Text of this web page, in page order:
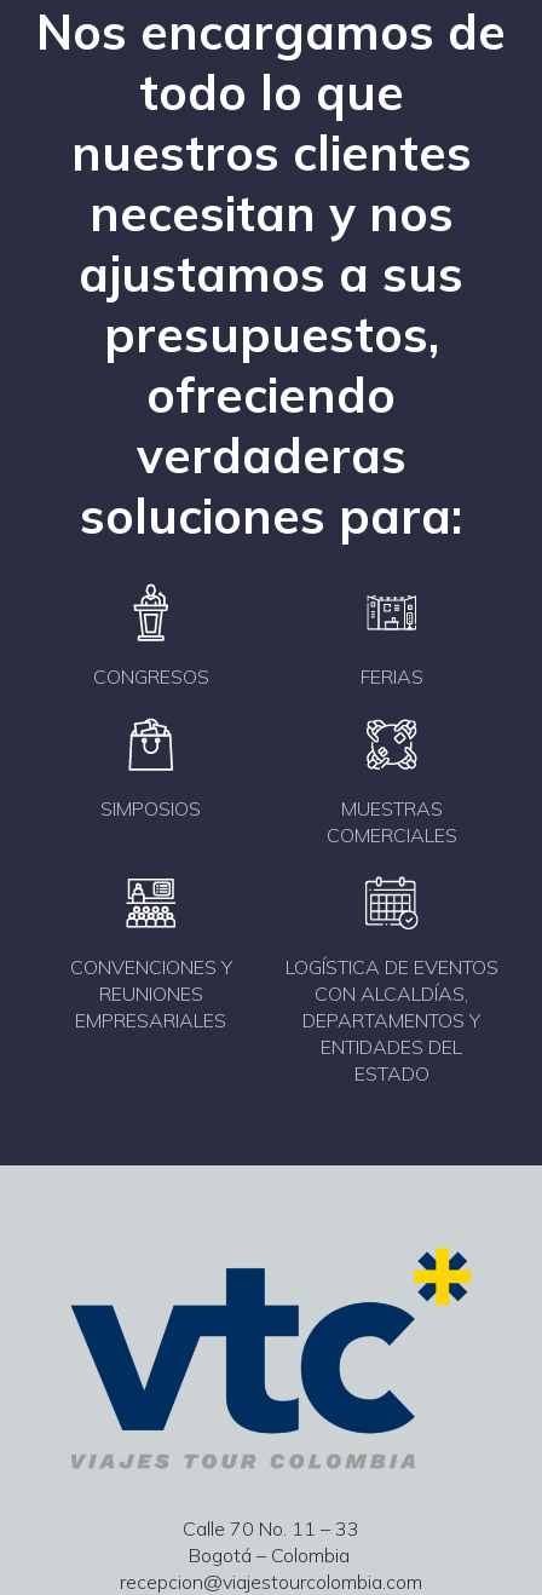
Nos encargamos de
todo lo que
nuestros clientes
necesitan y nos
ajustamos a sus
presupuestos,
ofreciendo
verdaderas
soluciones para:
CONGRESOS FERIAS
SIMPOSIOS
MUESTRAS
COMERCIALES
CONVENCIONES Y
REUNIONES
EMPRESARIALES
LOGÍSTICA DE EVENTOS
CON ALCALDÍAS,
DEPARTAMENTOS Y
ENTIDADES DEL
ESTADO
Calle 70 No. 11 – 33
Bogotá – Colombia
recepcion@viajestourcolombia.com